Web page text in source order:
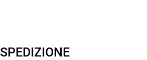
SPEDIZIONE